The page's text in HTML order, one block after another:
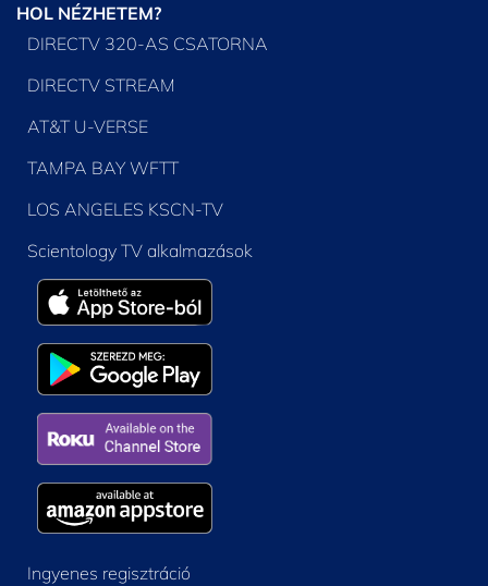
HOL NÉZHETEM?
DIRECTV 320-AS CSATORNA
DIRECTV STREAM
AT&T U-VERSE
TAMPA BAY WFTT
LOS ANGELES KSCN-TV
Scientology TV alkalmazások
Ingyenes regisztráció